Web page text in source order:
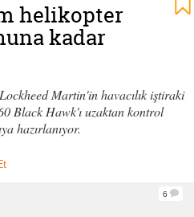
helikopter
kadar
Martin'in havacılık iştiraki
Black Hawk'ı uzaktan kontrol
hazırlanıyor.
6